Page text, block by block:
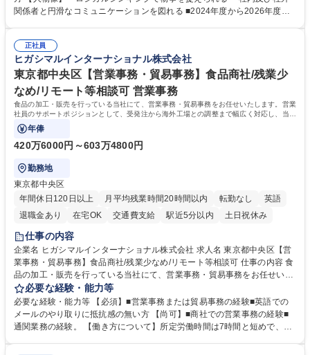
鑑みてジョブローテーションを行います。 【育成】OJTでの現場育成や研
表するインフラ企業 #ポテンシャル採用
関係者と円滑なコミュニケーションを図れる ■2024年度から2026年度ま
72.html ■エネルギーセキュリティの不安定化や気候変動による自然災害の
甚大化など、これまで以上に社会課題解決の重要性が高まっています。
「未来の日常」の創造に向けて持続可能な社会の実現に貢献してまいりま
す。 学歴・資格 学歴：大学院 大学 語学力： 資格：
正社員
ヒガシマルインターナショナル株式会社
東京都中央区【営業事務・貿易事務】食品商社/残業少
なめ/リモート等相談可 営業事務
食品の加工・販売を行っている当社にて、営業事務・貿易事務をお任せいたします。営業
社員のサポートポジションとして、受発注から海外工場との調整まで幅広く対応し、当社
事業の根幹を支えていただきます。
年俸
420万6000円～603万4800円
勤務地
東京都中央区
年間休日120日以上
月平均残業時間20時間以内 転勤なし
英語
退職金あり
在宅OK 交通費支給 駅近5分以内 土日祝休み
仕事の内容
企業名 ヒガシマルインターナショナル株式会社 求人名 東京都中央区【営
業事務・貿易事務】食品商社/残業少なめ/リモート等相談可 仕事の内容 食
品の加工・販売を行っている当社にて、営業事務・貿易事務をお任せいた
します。営業社員のサポートポジションとして、受発注から海外工場との
調整まで幅広く対応し、当社事業の根幹を支えていただきます。 ■受発注
業務、請求書発行 ■海外工場とのスケジュール調整 ■在庫管理 ■輸入書類
の確認・作成 ■配送手配 ■通関業者を通して行う輸出入業全般 ■倉庫との
必要な経験・能力等
必要な経験・能力等 【必須】■営業事務または貿易事務の経験■英語での
メールのやり取りに抵抗感の無い方 【尚可】■商社での営業事務の経験■
通関業務の経験。 【働き方について】所定労働時間は7時間と短めで、残